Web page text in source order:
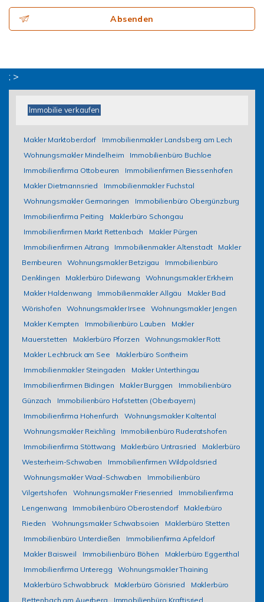
Absenden
; >
Immobilie verkaufen
Makler Marktoberdorf
Immobilienmakler Landsberg am Lech
Wohnungsmakler Mindelheim
Immobilienbüro Buchloe
Immobilienfirma Ottobeuren
Immobilienfirmen Biessenhofen
Makler Dietmannsried
Immobilienmakler Fuchstal
Wohnungsmakler Germaringen
Immobilienbüro Obergünzburg
Immobilienfirma Peiting
Maklerbüro Schongau
Immobilienfirmen Markt Rettenbach
Makler Pürgen
Immobilienfirmen Aitrang
Immobilienmakler Altenstadt
Makler
Bernbeuren
Wohnungsmakler Betzigau
Immobilienbüro
Denklingen
Maklerbüro Dirlewang
Wohnungsmakler Erkheim
Makler Haldenwang
Immobilienmakler Allgäu
Makler Bad
Wörishofen
Wohnungsmakler Irsee
Wohnungsmakler Jengen
Makler Kempten
Immobilienbüro Lauben
Makler
Mauerstetten
Maklerbüro Pforzen
Wohnungsmakler Rott
Makler Lechbruck am See
Maklerbüro Sontheim
Immobilienmakler Steingaden
Makler Unterthingau
Immobilienfirmen Bidingen
Makler Burggen
Immobilienbüro
Günzach
Immobilienbüro Hofstetten (Oberbayern)
Immobilienfirma Hohenfurch
Wohnungsmakler Kaltental
Wohnungsmakler Reichling
Immobilienbüro Ruderatshofen
Immobilienfirma Stöttwang
Maklerbüro Untrasried
Maklerbüro
Westerheim-Schwaben
Immobilienfirmen Wildpoldsried
Wohnungsmakler Waal-Schwaben
Immobilienbüro
Vilgertshofen
Wohnungsmakler Friesenried
Immobilienfirma
Lengenwang
Immobilienbüro Oberostendorf
Maklerbüro
Rieden
Wohnungsmakler Schwabsoien
Maklerbüro Stetten
Immobilienbüro Unterdießen
Immobilienfirma Apfeldorf
Makler Baisweil
Immobilienbüro Böhen
Maklerbüro Eggenthal
Immobilienfirma Unteregg
Wohnungsmakler Thaining
Maklerbüro Schwabbruck
Maklerbüro Görisried
Maklerbüro
Rettenbach am Auerberg
Immobilienbüro Kraftisried